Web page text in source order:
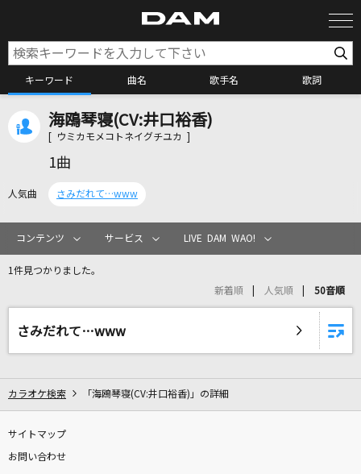
キーワード 曲名 歌手名 歌詞
カラオケ検索
カラオケリクエスト
リアルタイムで歌われている曲の一覧
Official髭男dism
ドーナツホール
海鴎琴寝(CV:井口裕香)
[ ウミカモメコトネイグチユカ ]
1曲
人気曲 さみだれて…www
コンテンツ サービス LIVE DAM WAO!
1件見つかりました。
新着順 人気順 50音順
さみだれて…www
カラオケ検索 「海鴎琴寝(CV:井口裕香)」の詳細
サイトマップ
お問い合わせ